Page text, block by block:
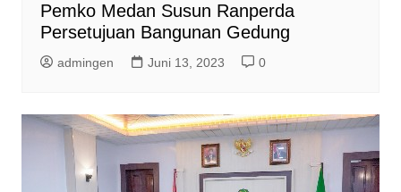
Pemko Medan Susun Ranperda
Persetujuan Bangunan Gedung
admingen Juni 13, 2023 0